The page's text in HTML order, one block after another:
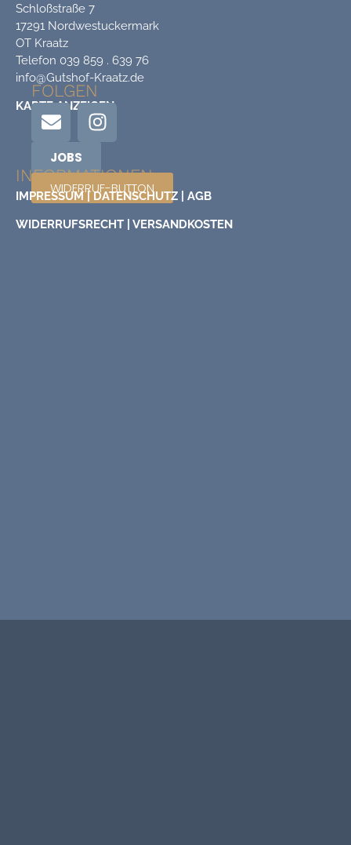
Schloßstraße 7
17291 Nordwestuckermark
OT Kraatz
Telefon 039 859 . 639 76
info@Gutshof-Kraatz.de
KARTE ANZEIGEN
FOLGEN
JOBS
WIDERRUF-BUTTON
INFORMATIONEN
IMPRESSUM |DATENSCHUTZ | AGB
WIDERRUFSRECHT | VERSANDKOSTEN